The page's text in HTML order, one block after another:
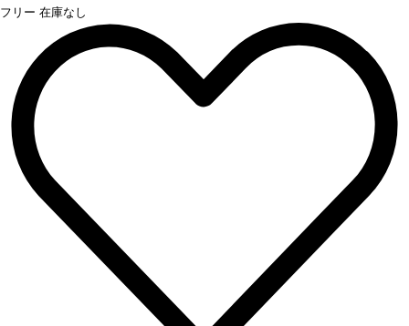
フリー 在庫なし